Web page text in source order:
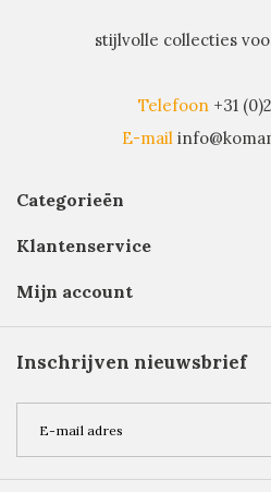
stijlvolle collecties
Telefoon +31
E-mail
Categorieën
Klantenservice
Mijn account
Inschrijven nieuwsbrief